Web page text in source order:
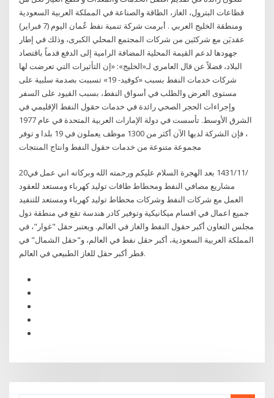
قطاعات البترول، الغاز، الطاقة والصناعة في المملكة العربية السعودية
ومنطقة الخليج العربي . أبرمت شركة تنمية نفط عُمان اليوم (7 فبراير)
عقديَن مع شركتَين من شركات المجتمع المحلي الكبرى، وذلك في إطار
جهودها لدعم القيمة المحلية المضافة الرامية إلى الدفع قدماً باقتصاد
البلاد، فضلاً عن قال العامري لـ«الخليج»: «إن التأثيرات التي تعرضت لها
شركات خدمات النفط بسبب «كوفيد- 19» تسببت بصدمة سلبية على
مستوى العرض والطلب في أسواق النفط، بسبب القيود على السفر
وإجراءات الحجر الصحي رائدة في خدمات حقول النفط الإقليمي في
الشرق الأوسط. تأسست في دولة الإمارات العربية المتحدة في عام 1977
، فإن الشركة لديها الآن أكثر من 1300 موظف يعملون في 19 بلدا و توفر
مجموعة متنوعة من خدمات حقول النفط وانتاج المنتجات
20‏‏/11‏‏/1431 بعد الهجرة السلام عليكم ورحمته الله وبركاته اني عمل في
مشاريع مصافي النفط ومحطاط طاقات توليد كهرباء ومستعد للعقود
العمل مع شركات النفط وشركات محطاط توليد كهرباء ومستعد للتنفيد
جميع اعمال في اقسام ميكانيكية وتوفير كادر هندسة تقع في منطقة دول
مجلس التعاون أكبر حقول النفط والغاز في العالم. ويعتبر حقل "غوار"، في
المملكة العربية السعودية، أكبر حقل نفط في العالم، و"حقل الشمال" في
قطر أكبر حقل للغاز الطبيعي في العالم.